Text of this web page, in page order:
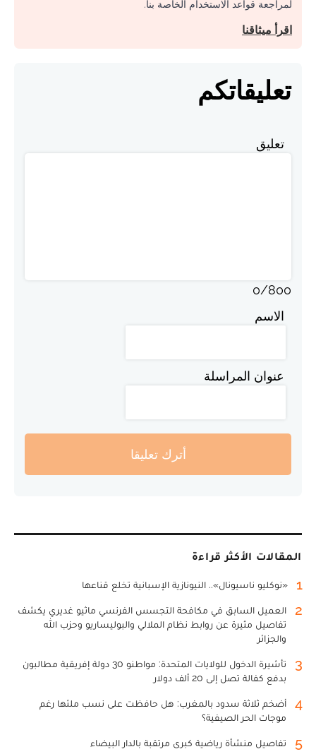
لمراجعة قواعد الاستخدام الخاصة بنا.
اقرأ ميثاقنا
تعليقاتكم
تعليق
0/800
الاسم
عنوان المراسلة
أترك تعليقا
المقالات الأكثر قراءة
1 «نوكليو ناسيونال».. النيونازية الإسبانية تخلع قناعها
2
العميل السابق في مكافحة التجسس الفرنسي ماثيو غديري يكشف
تفاصيل مثيرة عن روابط نظام الملالي والبوليساريو وحزب الله
والجزائر
3
تأشيرة الدخول للولايات المتحدة: مواطنو 30 دولة إفريقية مطالبون
بدفع كفالة تصل إلى 20 ألف دولار
4
أضخم ثلاثة سدود بالمغرب: هل حافظت على نسب ملئها رغم
موجات الحر الصيفية؟
5 تفاصيل منشأة رياضية كبرى مرتقبة بالدار البيضاء